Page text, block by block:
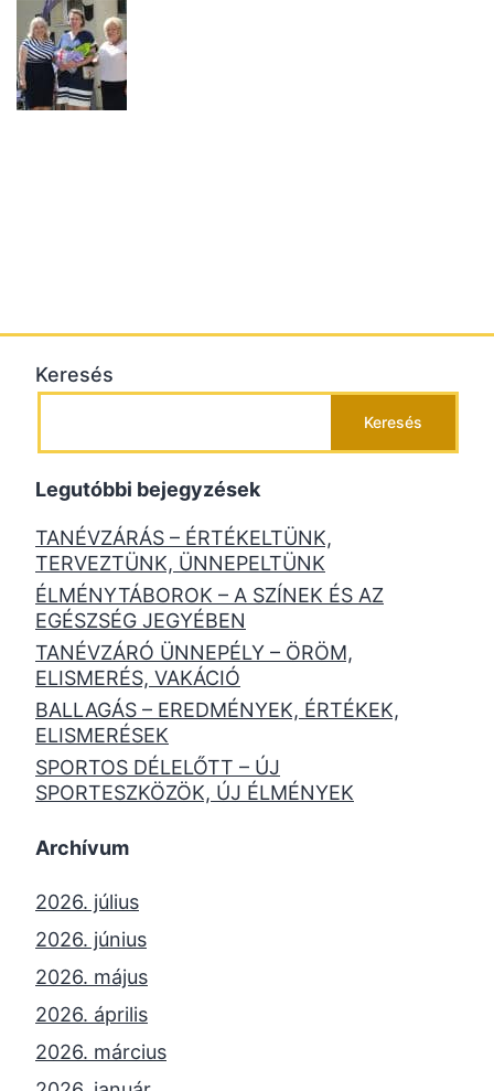
Keresés
Keresés
Legutóbbi bejegyzések
TANÉVZÁRÁS – ÉRTÉKELTÜNK,
TERVEZTÜNK, ÜNNEPELTÜNK
ÉLMÉNYTÁBOROK – A SZÍNEK ÉS AZ
EGÉSZSÉG JEGYÉBEN
TANÉVZÁRÓ ÜNNEPÉLY – ÖRÖM,
ELISMERÉS, VAKÁCIÓ
BALLAGÁS – EREDMÉNYEK, ÉRTÉKEK,
ELISMERÉSEK
SPORTOS DÉLELŐTT – ÚJ
SPORTESZKÖZÖK, ÚJ ÉLMÉNYEK
Archívum
2026. július
2026. június
2026. május
2026. április
2026. március